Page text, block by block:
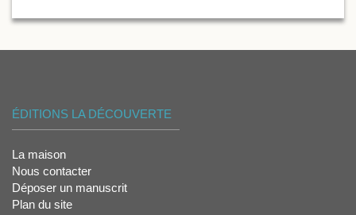
ÉDITIONS LA DÉCOUVERTE
La maison
Nous contacter
Déposer un manuscrit
Plan du site